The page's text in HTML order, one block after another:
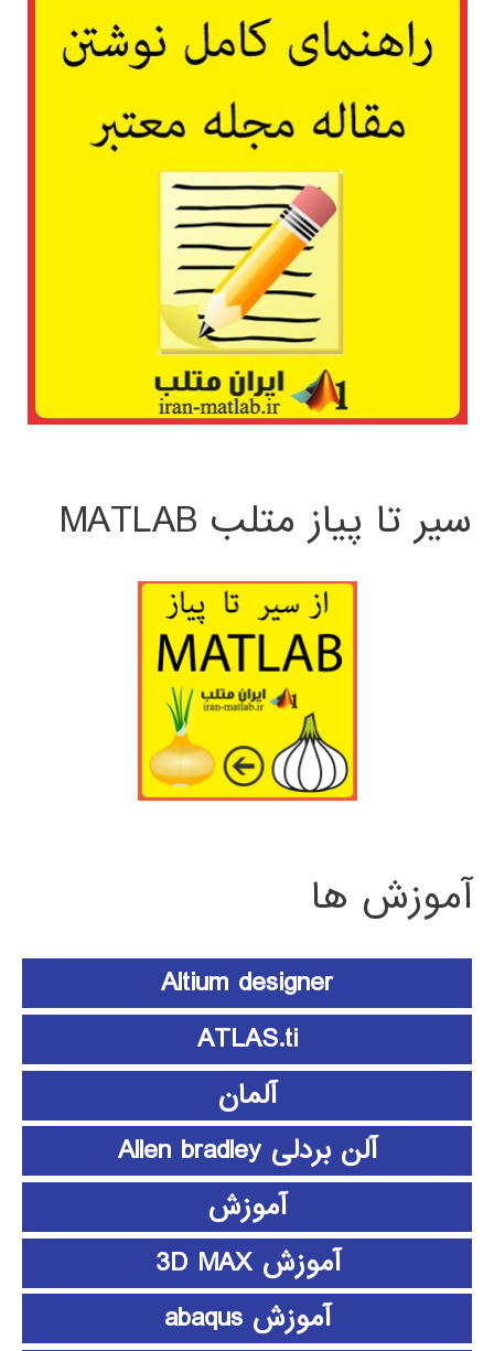
سیر تا پیاز متلب MATLAB
آموزش ها
Altium designer
ATLAS.ti
آلمان
آلن بردلی Allen bradley
آموزش
آموزش 3D MAX
آموزش abaqus